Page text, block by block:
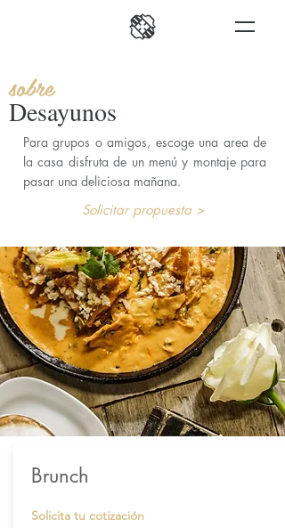
sobre
Desayunos
Para grupos o amigos, escoge una area de
la casa disfruta de un menú y montaje para
pasar una deliciosa mañana.
Solicitar propuesta >
Solicita tu cotización
Brunch